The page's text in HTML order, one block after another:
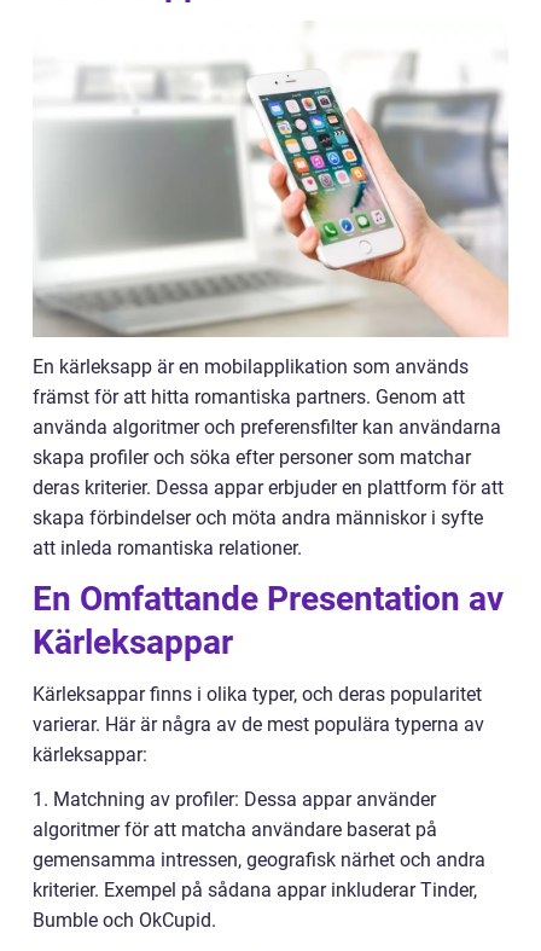
En kärleksapp är en mobilapplikation som används
främst för att hitta romantiska partners. Genom att
använda algoritmer och preferensfilter kan användarna
skapa profiler och söka efter personer som matchar
deras kriterier. Dessa appar erbjuder en plattform för att
skapa förbindelser och möta andra människor i syfte
att inleda romantiska relationer.
En Omfattande Presentation av
Kärleksappar
Kärleksappar finns i olika typer, och deras popularitet
varierar. Här är några av de mest populära typerna av
kärleksappar:
1. Matchning av profiler: Dessa appar använder
algoritmer för att matcha användare baserat på
gemensamma intressen, geografisk närhet och andra
kriterier. Exempel på sådana appar inkluderar Tinder,
Bumble och OkCupid.